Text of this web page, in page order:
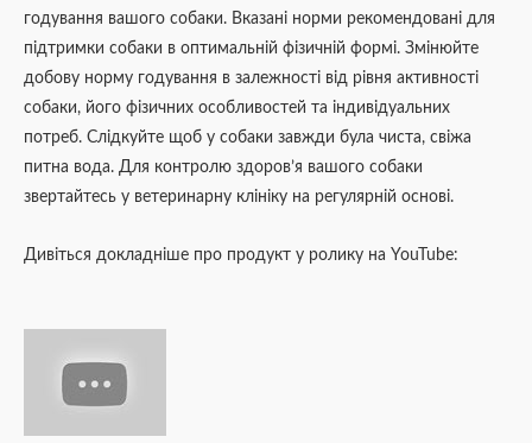
годування вашого собаки. Вказані норми рекомендовані для
підтримки собаки в оптимальній фізичній формі. Змінюйте
добову норму годування в залежності від рівня активності
собаки, його фізичних особливостей та індивідуальних
потреб. Слідкуйте щоб у собаки завжди була чиста, свіжа
питна вода. Для контролю здоров’я вашого собаки
звертайтесь у ветеринарну клініку на регулярній основі.
Дивіться докладніше про продукт у ролику на YouTube: